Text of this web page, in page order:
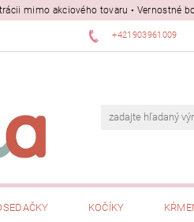
mimo akciového tovaru • Vernostné
+421903961009
KOČÍKY